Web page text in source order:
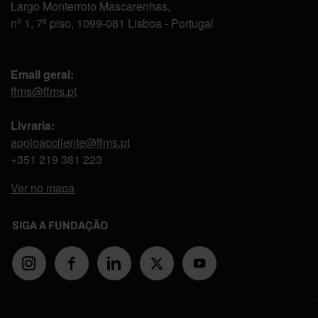
Largo Monterroio Mascarenhas,
nº 1, 7º piso, 1099-081 Lisboa - Portugal
Email geral:
ffms@ffms.pt
Livraria:
apoioaocliente@ffms.pt
+351 219 381 223
Ver no mapa
SIGA A FUNDAÇÃO